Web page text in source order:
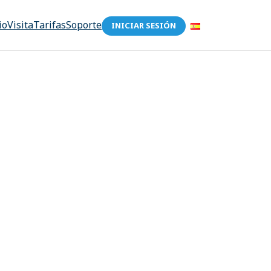
VisitaTarifasSoporte INICIAR SESIÓN